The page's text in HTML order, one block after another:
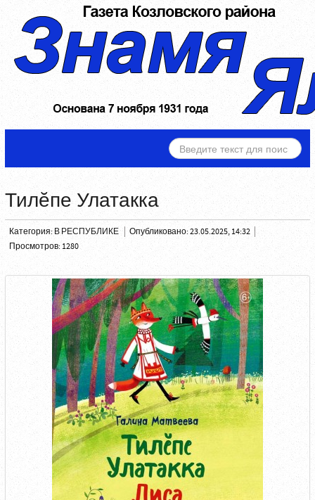
ИСКАТЬ...
Тилĕпе Улатакка
Категория: В РЕСПУБЛИКЕ
Опубликовано: 23.05.2025, 14:32
Просмотров: 1280